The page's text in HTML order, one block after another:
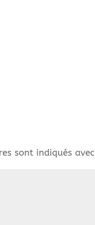
sont indiqués avec